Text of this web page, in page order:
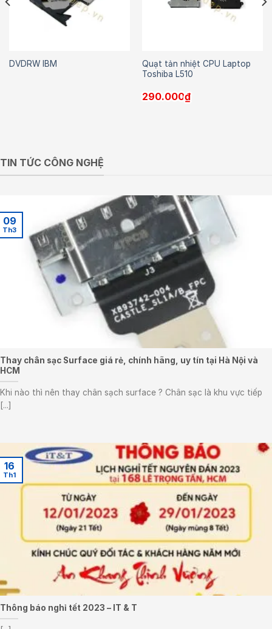
DVDRW IBM
Quạt tản nhiệt CPU Laptop
Toshiba L510
290.000₫
TIN TỨC CÔNG NGHỆ
Thay chân sạc Surface giá rẻ, chính hãng, uy tín tại Hà Nội và
HCM
Khi nào thì nên thay chân sạch surface ? Chân sạc là khu vực tiếp
[...]
09
Th3
Thông báo nghỉ tết 2023 – IT & T
16
Th1